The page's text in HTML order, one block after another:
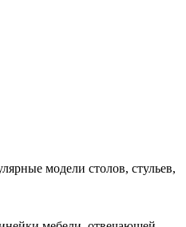
модели столов, стульев,